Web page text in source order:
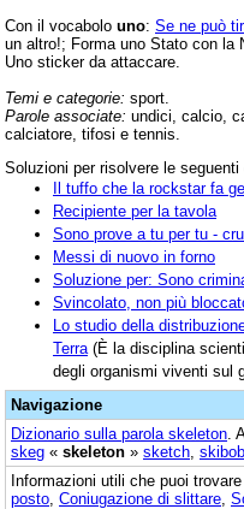
Con il vocabolo uno: Se ne può
un altro!; Forma uno Stato con la
Uno sticker da attaccare.
Temi e categorie: sport.
Parole associate: undici, calcio,
calciatore, tifosi e tennis.
Soluzioni per risolvere le seguenti
Il tuffo che la rockstar fa
Recipiente per la tavola
Sono prove a tu per tu -
Messi di nuovo in forno
Soluzione per: Sono
Svincolato, non più
Lo studio della
Terra (È la disciplina
degli organismi viventi sul
Navigazione
Dizionario sulla parola skeleton .
skeg « skeleton » sketch skibob
Informazioni utili che puoi
posto Coniugazione di slittare